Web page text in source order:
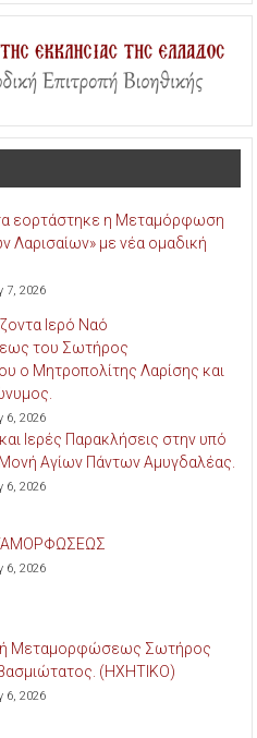
εορτάστηκε η Μεταμόρφωση
Λαρισαίων» με νέα ομαδική
7, 2026
Ιερό Ναό
του Σωτήρος
ο Μητροπολίτης Λαρίσης και
6, 2026
και Ιερές Παρακλήσεις στην υπό
Αγίων Πάντων Αμυγδαλέας.
6, 2026
6, 2026
Μεταμορφώσεως Σωτήρος
(ΗΧΗΤΙΚΟ)
6, 2026